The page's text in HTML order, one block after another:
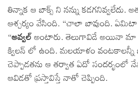
తిన్నాక ఆ బాక్స్ ని నన్ను కడగనివ్వలేదు.
ఆశ్చర్యం వేసింది. “చాలా బావుంది.
“అవ్వల్అంటారు. తెలుగావిడే అయినా
క్విలన్ లో ఉంది. మలయాళం వంటకాలన్నీ
చెప్పాడతను ఆ తర్వాత ఏదో
ఆవిడతో ప్రస్తావిస్తే నాతో చెప్పింది.